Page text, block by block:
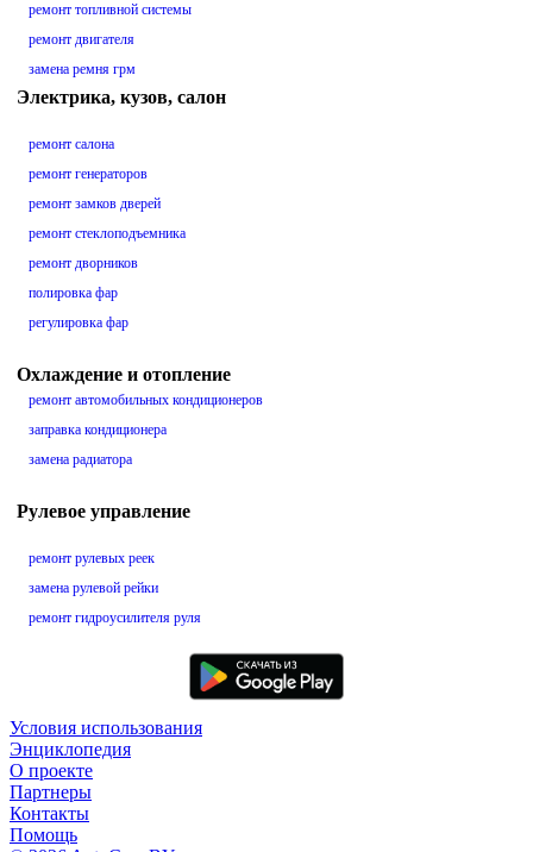
ремонт топливной системы
ремонт двигателя
замена ремня грм
Электрика, кузов, салон
ремонт салона
ремонт генераторов
ремонт замков дверей
ремонт стеклоподъемника
ремонт дворников
полировка фар
регулировка фар
Охлаждение и отопление
ремонт автомобильных кондиционеров
заправка кондиционера
замена радиатора
Рулевое управление
ремонт рулевых реек
замена рулевой рейки
ремонт гидроусилителя руля
Условия использования
Энциклопедия
О проекте
Партнеры
Контакты
Помощь